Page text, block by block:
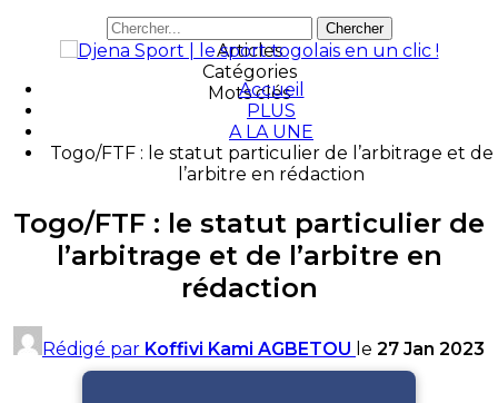
Articles
Catégories
Mots clés
Accueil
PLUS
A LA UNE
Togo/FTF : le statut particulier de l’arbitrage et de
l’arbitre en rédaction
Togo/FTF : le statut particulier de
l’arbitrage et de l’arbitre en
rédaction
Rédigé par Koffivi Kami AGBETOU le 27 Jan 2023